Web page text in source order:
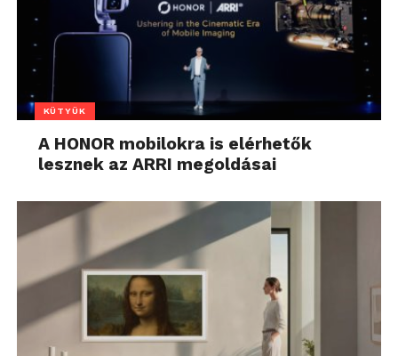
KÜTYÜK
A HONOR mobilokra is elérhetők
lesznek az ARRI megoldásai